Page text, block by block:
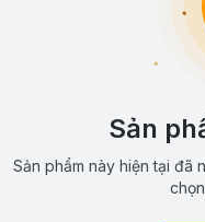
Sản
Sản phẩm này hiện tại đã